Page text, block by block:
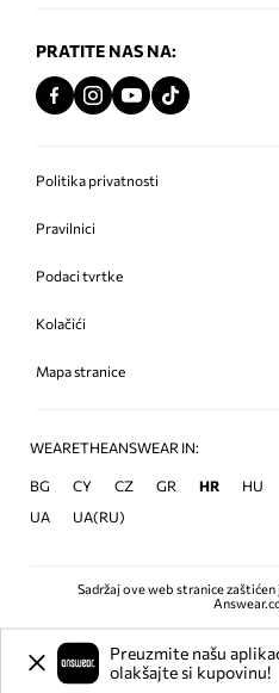
PRATITE NAS NA:
Politika privatnosti
Pravilnici
Podaci tvrtke
Kolačići
Mapa stranice
WEARETHEANSWEAR IN:
BG CY CZ GR HR HU
UA
UA(RU)
Sadržaj ove web stranice
Preuzmite našu
olakšajte si kupovinu!